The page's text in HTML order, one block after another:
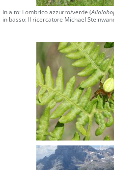
In alto: Lombrico azzurro/verde (
in basso: Il ricercatore Michael